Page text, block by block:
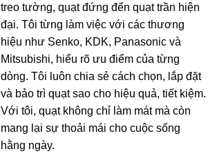
treo tường, quạt đứng đến quạt trần hiện
đại. Tôi từng làm việc với các thương
hiệu như Senko, KDK, Panasonic và
Mitsubishi, hiểu rõ ưu điểm của từng
dòng. Tôi luôn chia sẻ cách chọn, lắp đặt
và bảo trì quạt sao cho hiệu quả, tiết kiệm.
Với tôi, quạt không chỉ làm mát mà còn
mang lại sự thoải mái cho cuộc sống
hằng ngày.